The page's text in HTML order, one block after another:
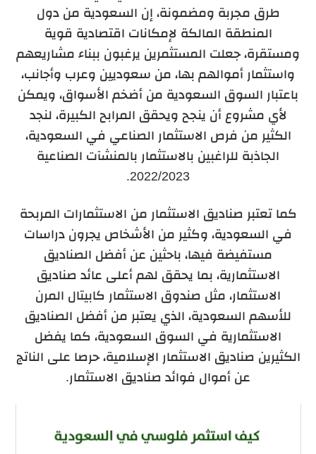
طرق مجربة ومضمونة، إن السعودية من دول
المنطقة المالكة لإمكانات اقتصادية قوية
ومستقرة، جعلت المستثمرين يرغبون ببناء مشاريعهم
واستثمار أموالهم بها، من سعوديين وعرب وأجانب،
باعتبار السوق السعودية من أضخم الأسواق، ويمكن
لأي مشروع أن ينجح ويحقق المرابح الكبيرة، لنجد
الكثير من فرص الاستثمار الصناعي في السعودية،
الجاذبة للراغبين بالاستثمار بالمنشآت الصناعية
2022/2023.
كما تعتبر صناديق الاستثمار من الاستثمارات المربحة
في السعودية، وكثير من الأشخاص يجرون دراسات
مستفيضة فيها، باحثين عن أفضل الصناديق
الاستثمارية، بما يحقق لهم أعلى عائد صناديق
الاستثمار، مثل صندوق الاستثمار كابيتال المرن
للأسهم السعودية، الذي يعتبر من أفضل الصناديق
الاستثمارية في السوق السعودية، كما يفضل
الكثيرين صناديق الاستثمار الإسلامية، حرصا على الناتج
عن أموال فوائد صناديق الاستثمار.